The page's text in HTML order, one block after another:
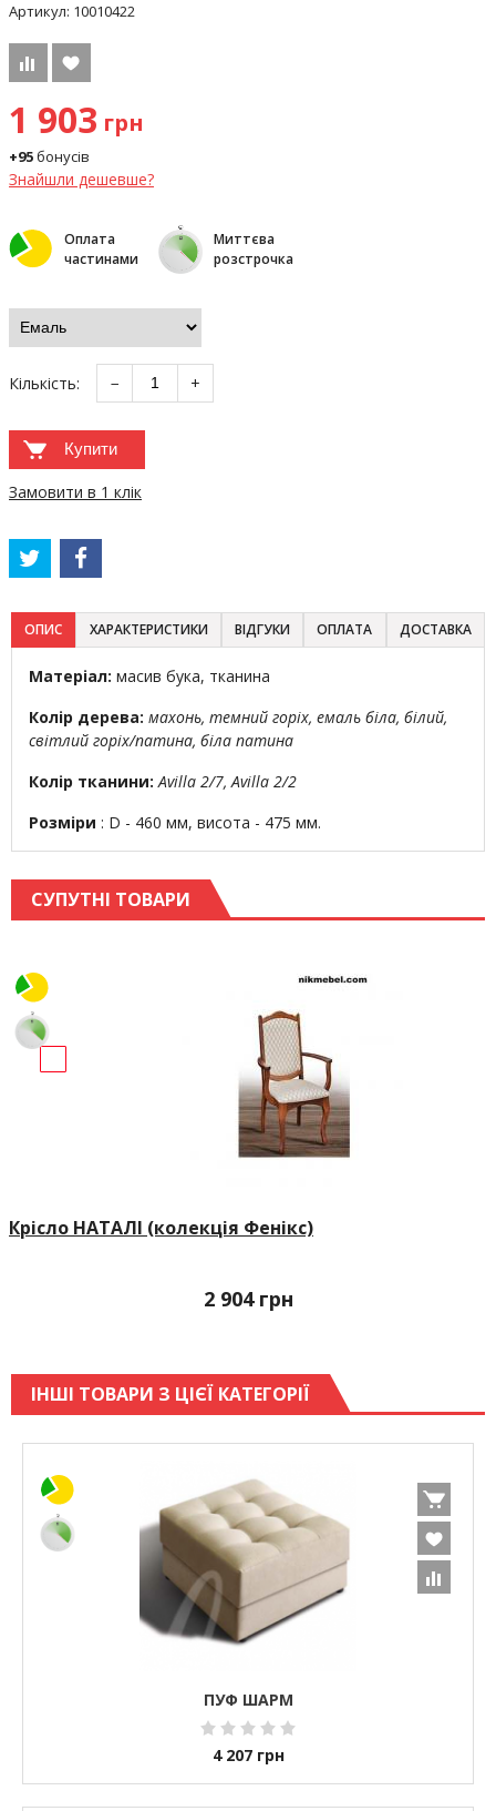
Артикул: 10010422
1 903 грн
+95бонусів
Знайшли дешевше?
Оплата
частинами
Миттєва
розстрочка
Кількість: − +
Купити
Замовити в 1 клік
ОПИС ХАРАКТЕРИСТИКИ ВІДГУКИ ОПЛАТА ДОСТАВКА
Матеріал: масив бука, тканина
Колір дерева: махонь, темний горіх, емаль біла, білий,
світлий горіх/патина, біла патина
Колір тканини: Avilla 2/7, Avilla 2/2
Розміри : D - 460 мм, висота - 475 мм.
СУПУТНІ ТОВАРИ
Крісло НАТАЛІ (колекція Фенікс)
2 904 грн
ІНШІ ТОВАРИ З ЦІЄЇ КАТЕГОРІЇ
ПУФ ШАРМ
4 207 грн